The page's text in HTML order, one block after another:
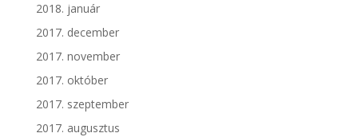
2018. január
2017. december
2017. november
2017. október
2017. szeptember
2017. augusztus